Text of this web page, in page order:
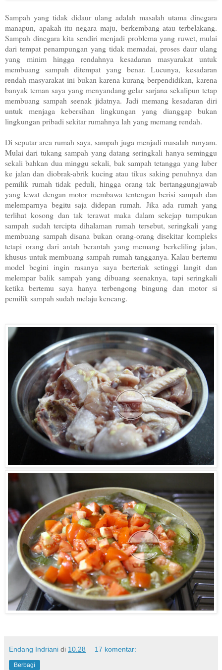
Sampah yang tidak didaur ulang adalah masalah utama dinegara
manapun, apakah itu negara maju, berkembang atau terbelakang.
Sampah dinegara kita sendiri menjadi problema yang ruwet, mulai
dari tempat penampungan yang tidak memadai, proses daur ulang
yang minim hingga rendahnya kesadaran masyarakat untuk
membuang sampah ditempat yang benar. Lucunya, kesadaran
rendah masyarakat ini bukan karena kurang berpendidikan, karena
banyak teman saya yang menyandang gelar sarjana sekalipun tetap
membuang sampah seenak jidatnya. Jadi memang kesadaran diri
untuk menjaga kebersihan lingkungan yang dianggap bukan
lingkungan pribadi sekitar rumahnya lah yang memang rendah.
Di seputar area rumah saya, sampah juga menjadi masalah runyam.
Mulai dari tukang sampah yang datang seringkali hanya seminggu
sekali bahkan dua minggu sekali, bak sampah tetangga yang luber
ke jalan dan diobrak-abrik kucing atau tikus saking penuhnya dan
pemilik rumah tidak peduli, hingga orang tak bertanggungjawab
yang lewat dengan motor membawa tentengan berisi sampah dan
melemparnya begitu saja didepan rumah. Jika ada rumah yang
terlihat kosong dan tak terawat maka dalam sekejap tumpukan
sampah sudah tercipta dihalaman rumah tersebut, seringkali yang
membuang sampah disana bukan orang-orang disekitar kompleks
tetapi orang dari antah berantah yang memang berkeliling jalan,
khusus untuk membuang sampah rumah tangganya. Kalau bertemu
model begini ingin rasanya saya berteriak setinggi langit dan
melempar balik sampah yang dibuang seenaknya, tapi seringkali
ketika bertemu saya hanya terbengong bingung dan motor si
pemilik sampah sudah melaju kencang.
Endang Indriani di 10.28 17 komentar:
Berbagi